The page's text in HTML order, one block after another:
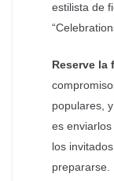
estilista de
Reserve la
populares,
es
los
prepararse.